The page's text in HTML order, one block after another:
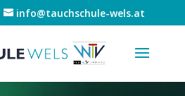
info@tauchschule-wels.at